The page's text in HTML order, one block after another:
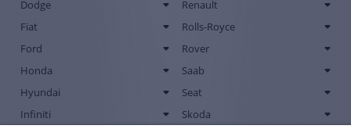
Dodge
Fiat
Ford
Honda
Hyundai
Infiniti
Renault
Rolls-Royce
Rover
Saab
Seat
Skoda